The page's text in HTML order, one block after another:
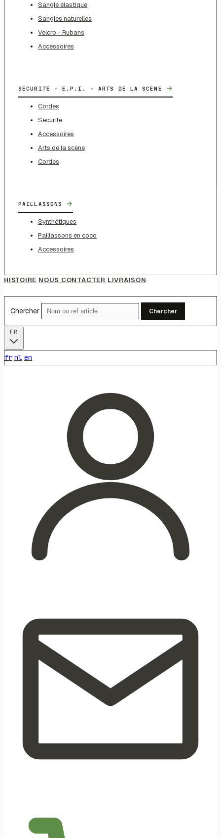
Sangle élastique
Sangles naturelles
Velcro - Rubans
Accessoires
SÉCURITÉ - E.P.I. - ARTS DE LA SCÈNE →
Cordes
Sécurité
Accessoires
Arts de la scène
Cordes
PAILLASSONS →
Synthétiques
Paillassons en coco
Accessoires
HISTOIRE NOUS CONTACTER LIVRAISON
Chercher Chercher
fr nl en